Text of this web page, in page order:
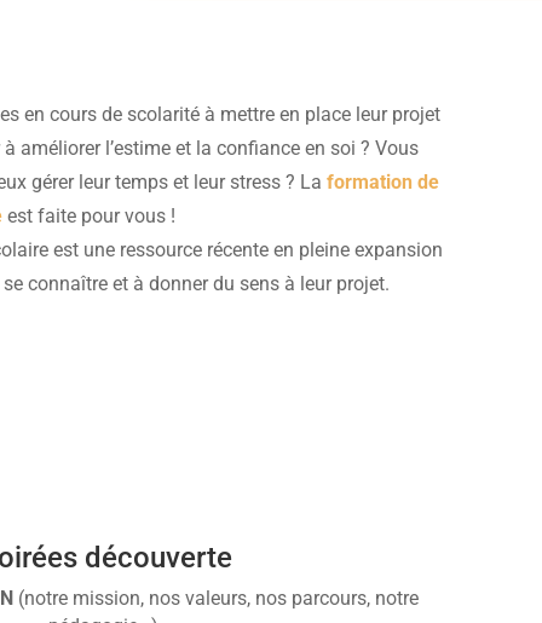
en cours de scolarité à mettre en place leur projet
améliorer l’estime et la confiance en soi ? Vous
gérer leur temps et leur stress ? Laformation de
est faite pour vous !
est une ressource récente en pleine expansion
connaître et à donner du sens à leur projet.
découverte
(notre mission, nos valeurs, nos parcours, notre